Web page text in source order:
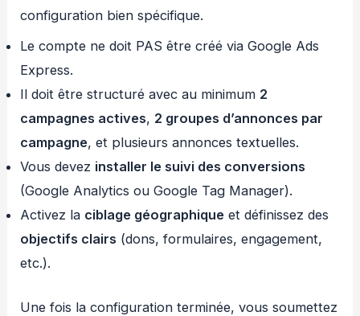
configuration bien spécifique.
Le compte ne doit PAS être créé via Google Ads
Express.
Il doit être structuré avec au minimum 2
campagnes actives, 2 groupes d’annonces par
campagne, et plusieurs annonces textuelles.
Vous devez installer le suivi des conversions
(Google Analytics ou Google Tag Manager).
Activez la ciblage géographique et définissez des
objectifs clairs (dons, formulaires, engagement,
etc.).
Une fois la configuration terminée, vous soumettez